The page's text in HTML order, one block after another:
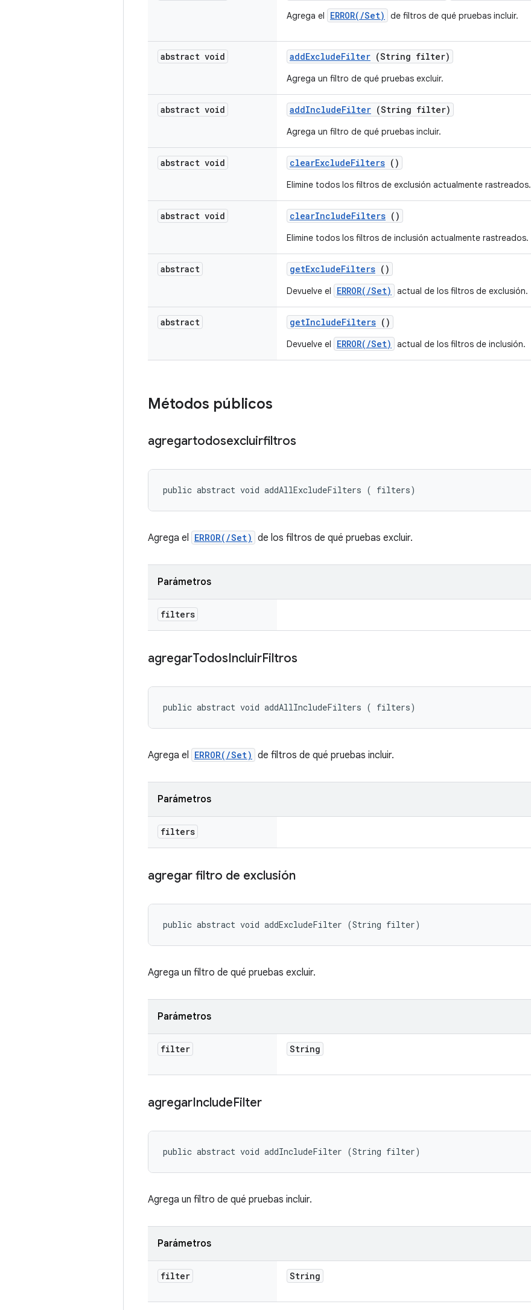
Agrega el ERROR(/Set) de filtros de qué pruebas incluir.
abstract void addExcludeFilter (String filter)
Agrega un filtro de qué pruebas excluir.
abstract void addIncludeFilter (String filter)
Agrega un filtro de qué pruebas incluir.
abstract void clearExcludeFilters ()
Elimine todos los filtros de exclusión actualmente rastreados.
abstract void clearIncludeFilters ()
Elimine todos los filtros de inclusión actualmente rastreados.
abstract getExcludeFilters ()
Devuelve el ERROR(/Set) actual de los filtros de exclusión.
abstract getIncludeFilters ()
Devuelve el ERROR(/Set) actual de los filtros de inclusión.
Métodos públicos
agregartodosexcluirfiltros
public abstract void addAllExcludeFilters ( filters)
Agrega el ERROR(/Set) de los filtros de qué pruebas excluir.
Parámetros
filters
agregarTodosIncluirFiltros
public abstract void addAllIncludeFilters ( filters)
Agrega el ERROR(/Set) de filtros de qué pruebas incluir.
Parámetros
filters
agregar filtro de exclusión
public abstract void addExcludeFilter (String filter)
Agrega un filtro de qué pruebas excluir.
Parámetros
filter String
agregarIncludeFilter
public abstract void addIncludeFilter (String filter)
Agrega un filtro de qué pruebas incluir.
Parámetros
filter String